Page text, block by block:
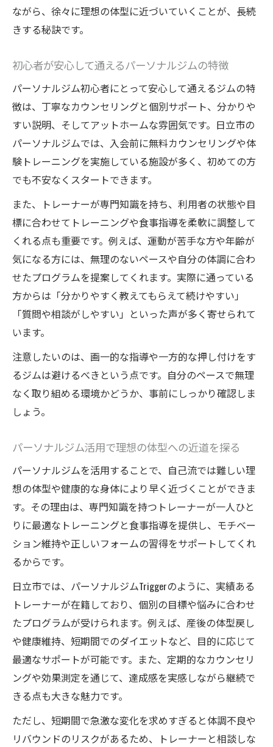
ながら、徐々に理想の体型に近づいていくことが、長続
きする秘訣です。
初心者が安心して通えるパーソナルジムの特徴
パーソナルジム初心者にとって安心して通えるジムの特
徴は、丁寧なカウンセリングと個別サポート、分かりや
すい説明、そしてアットホームな雰囲気です。日立市の
パーソナルジムでは、入会前に無料カウンセリングや体
験トレーニングを実施している施設が多く、初めての方
でも不安なくスタートできます。
また、トレーナーが専門知識を持ち、利用者の状態や目
標に合わせてトレーニングや食事指導を柔軟に調整して
くれる点も重要です。例えば、運動が苦手な方や年齢が
気になる方には、無理のないペースや自分の体調に合わ
せたプログラムを提案してくれます。実際に通っている
方からは「分かりやすく教えてもらえて続けやすい」
「質問や相談がしやすい」といった声が多く寄せられて
います。
注意したいのは、画一的な指導や一方的な押し付けをす
るジムは避けるべきという点です。自分のペースで無理
なく取り組める環境かどうか、事前にしっかり確認しま
しょう。
パーソナルジム活用で理想の体型への近道を探る
パーソナルジムを活用することで、自己流では難しい理
想の体型や健康的な身体により早く近づくことができま
す。その理由は、専門知識を持つトレーナーが一人ひと
りに最適なトレーニングと食事指導を提供し、モチベー
ション維持や正しいフォームの習得をサポートしてくれ
るからです。
日立市では、パーソナルジムTriggerのように、実績ある
トレーナーが在籍しており、個別の目標や悩みに合わせ
たプログラムが受けられます。例えば、産後の体型戻し
や健康維持、短期間でのダイエットなど、目的に応じて
最適なサポートが可能です。また、定期的なカウンセリ
ングや効果測定を通じて、達成感を実感しながら継続で
きる点も大きな魅力です。
ただし、短期間で急激な変化を求めすぎると体調不良や
リバウンドのリスクがあるため、トレーナーと相談しな